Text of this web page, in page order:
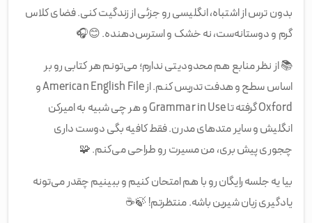
بدون ترس از اشتباه، انگلیسی رو جزئی از زندگیت کنی. فضای کلاس
گرم و دوستانه‌ست، نه خشک و استرس‌دهنده.😊
🎧
📚از نظر منابع هم محدودیتی ندارم؛ می‌تونم هر کتابی رو بر
اساس سطح و هدفت تدریس کنم. از American English File و
Oxford گرفته تا Grammar in Use و هر چی شبیه به امیرکن
انگلیش و سایر متدهای مدرن. فقط کافیه بگی دوست داری
چجوری پیش بری، من مسیرت رو طراحی می‌کنم.🧩
بیا یه جلسه رایگان رو با هم امتحان کنیم و ببینیم چقدر می‌تونه
یادگیری زبان شیرین باشه. منتظرتم! 🍃
☕